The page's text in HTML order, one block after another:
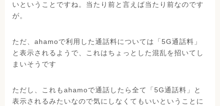
いということですね。当たり前と言えば当たり前なのです
が。
ただ、ahamoで利用した通話料については「5G通話料」
と表示されるようで、これはちょっとした混乱を招いてし
まいそうです
ただし、これもahamoで通話したら全て「5G通話料」と
表示されるみたいなので気にしなくてもいいということに